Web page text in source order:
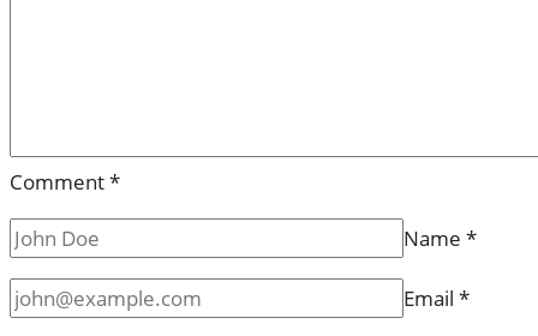
Comment*
Name *
Email *